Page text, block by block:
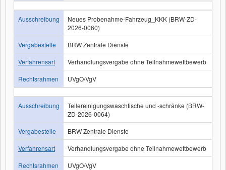
Ausschreibung
Neues Probenahme-Fahrzeug_KKK (BRW-ZD-
2026-0060)
Vergabestelle
BRW Zentrale Dienste
Verfahrensart
Verhandlungsvergabe ohne Teilnahmewettbewerb
Rechtsrahmen
UVgO/VgV
Ausschreibung
Teilereinigungswaschtische und -schränke (BRW-
ZD-2026-0064)
Vergabestelle
BRW Zentrale Dienste
Verfahrensart
Verhandlungsvergabe ohne Teilnahmewettbewerb
Rechtsrahmen
UVgO/VgV